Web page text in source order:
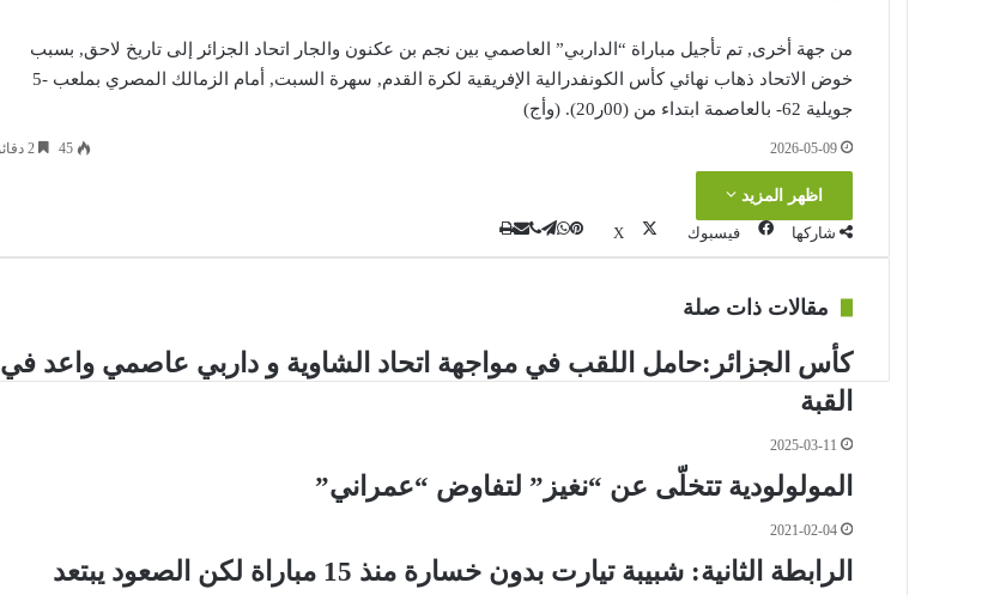
من جهة أخرى, تم تأجيل مباراة “الداربي” العاصمي بين نجم بن عكنون والجار اتحاد الجزائر إلى تاريخ لاحق, بسبب
خوض الاتحاد ذهاب نهائي كأس الكونفدرالية الإفريقية لكرة القدم, سهرة السبت, أمام الزمالك المصري بملعب -5
جويلية 62- بالعاصمة ابتداء من (00ر20). (وأج)
2026-05-09
45
اظهر المزيد
شاركها فيسبوك ‫X بينتيريست
واتساب
تيلقرام
ڤايبر
مشاركة
عبر
طباعة
مقالات ذات صلة
كأس الجزائر:حامل اللقب في مواجهة اتحاد الشاوية و داربي عاصمي واعد في
القبة
2025-03-11
المولولودية تتخلّى عن “نغيز” لتفاوض “عمراني”
2021-02-04
الرابطة الثانية: شبيبة تيارت بدون خسارة منذ 15 مباراة لكن الصعود يبتعد